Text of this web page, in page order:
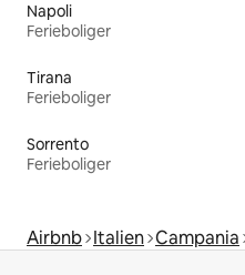
Napoli
Ferieboliger
Tirana
Ferieboliger
Sorrento
Ferieboliger
Airbnb Italien Campania